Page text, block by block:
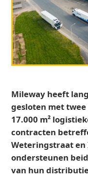
Mileway heeft
gesloten met
17.000 m²
contracten
Weteringstraat
ondersteunen
van hun